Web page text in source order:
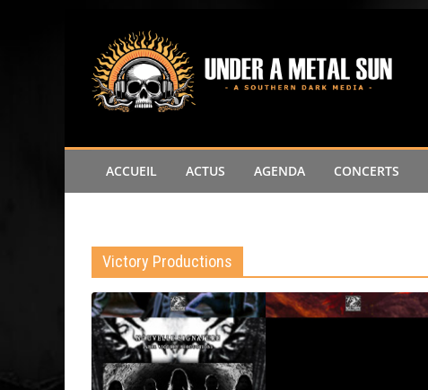
contenu
ACCUEIL ACTUS AGENDA CONCERTS
Victory Productions